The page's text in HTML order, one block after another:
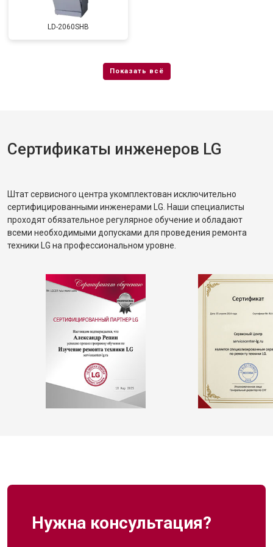
Замена заливного шланга с
системой Аквастоп
бесплатно
LD-2060SHB
Сертификаты инженеров LG
Штат сервисного центра укомплектован исключительно
сертифицированными инженерами LG. Наши специалисты
проходят обязательное регулярное обучение и обладают
всеми необходимыми допусками для проведения ремонта
техники LG на профессиональном уровне.
Нужна консультация?